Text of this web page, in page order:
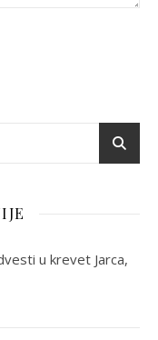
u krevet Jarca,